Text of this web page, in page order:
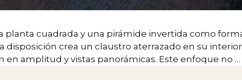
planta cuadrada y una pirámide invertida como
disposición crea un claustro aterrazado en su
amplitud y vistas panorámicas. Este enfoque no …